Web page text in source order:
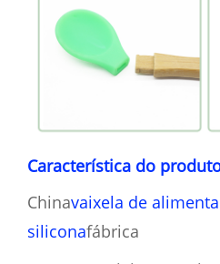
Característica do
Chinavaixela de
siliconafábrica